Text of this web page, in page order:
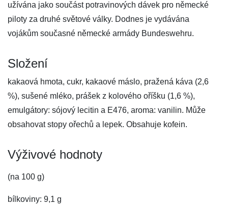
užívána jako součást potravinových dávek pro německé
piloty za druhé světové války. Dodnes je vydávána
vojákům současné německé armády Bundeswehru.
Složení
kakaová hmota, cukr, kakaové máslo, pražená káva (2,6
%), sušené mléko, prášek z kolového oříšku (1,6 %),
emulgátory: sójový lecitin a E476, aroma: vanilin. Může
obsahovat stopy ořechů a lepek. Obsahuje kofein.
Výživové hodnoty
(na 100 g)
bílkoviny: 9,1 g